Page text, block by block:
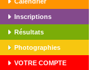
Inscriptions
Résultats
Photographies
VOTRE COMPTE